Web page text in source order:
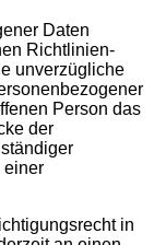
Daten
Richtlinien-
unverzügliche
Person das
der
einer
in